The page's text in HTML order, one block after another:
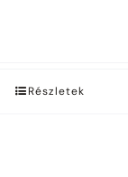
Részletek